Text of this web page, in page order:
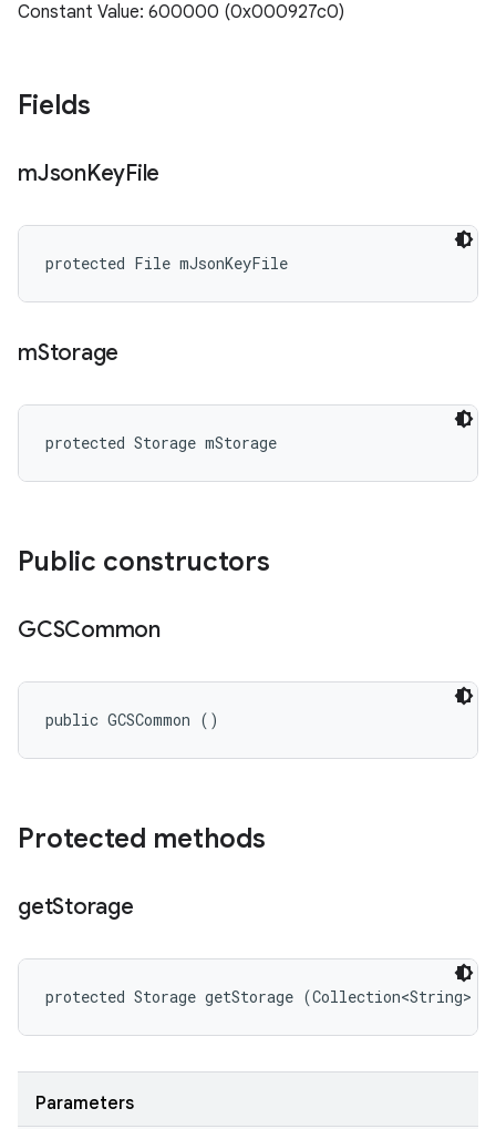
Constant Value: 600000 (0x000927c0)
Fields
mJsonKeyFile
protected File mJsonKeyFile
mStorage
protected Storage mStorage
Public constructors
GCSCommon
public GCSCommon ()
Protected methods
getStorage
protected Storage getStorage (Collection<String>
Parameters